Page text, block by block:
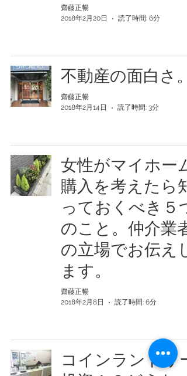
齋藤正暢
2018年2月20日
読了時間: 6分
不動産の面白さ。
齋藤正暢
2018年2月14日
読了時間: 3分
女性がマイホーム
購入を考えたら知
っておくべき５つ
のこと。仲介業者
の立場でお伝えし
ます。
齋藤正暢
2018年2月8日
読了時間: 6分
コインランドリー